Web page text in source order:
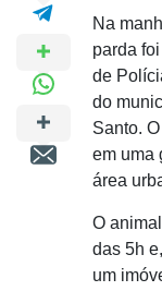
Na
parda
de
do
Santo.
em uma
área
O
das 5h
um